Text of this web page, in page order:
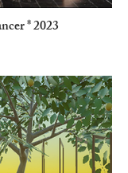
* 2023